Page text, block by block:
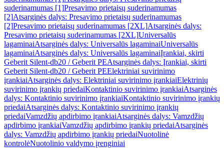
suderinamumas [1]Presavimo prietaisų suderinamumas
[2]Atsarginės dalys: Presavimo prietaisų suderinamumas
[2]Presavimo prietaisų suderinamumas [2XL]Atsarginės dalys:
Presavimo prietaisų suderinamumas [2XL]Universalūs
lagaminaiAtsarginės dalys: Universalūs lagaminaiUniversalūs
lagaminaiAtsarginės dalys: Universalūs lagaminaiĮrankiai, skirti
Geberit Silent-db20 / Geberit PEAtsarginės dalys: Įrankiai, skirti
Geberit Silent-db20 / Geberit PEElektriniai suvirinimo
įrankiaiAtsarginės dalys: Elektriniai suvirinimo įrankiaiElektrinių
suvirinimo įrankių priedaiKontaktinio suvirinimo įrankiaiAtsarginės
dalys: Kontaktinio suvirinimo įrankiaiKontaktinio suvirinimo įrankių
priedaiAtsarginės dalys: Kontaktinio suvirinimo įrankių
priedaiVamzdžių apdirbimo įrankiaiAtsarginės dalys: Vamzdžių
apdirbimo įrankiaiVamzdžių apdirbimo įrankių priedaiAtsarginės
dalys: Vamzdžių apdirbimo įrankių priedaiNuotolinė
kontrolėNuotolinio valdymo įrenginiai